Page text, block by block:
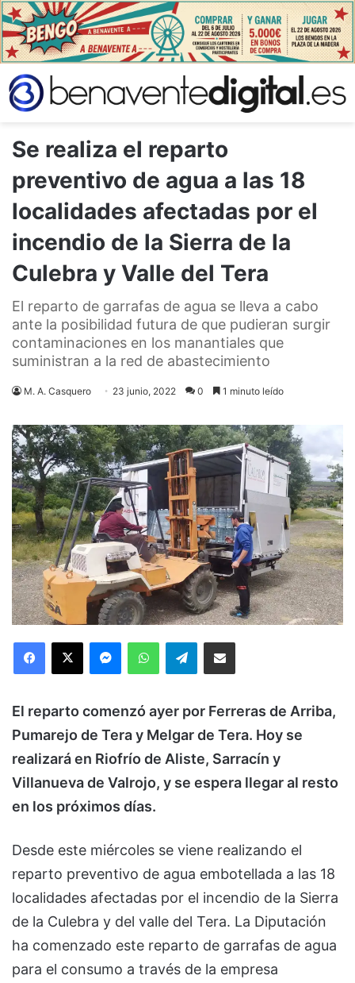
Se realiza el reparto
preventivo de agua a las 18
localidades afectadas por el
incendio de la Sierra de la
Culebra y Valle del Tera
El reparto de garrafas de agua se lleva a cabo
ante la posibilidad futura de que pudieran surgir
contaminaciones en los manantiales que
suministran a la red de abastecimiento
M. A. Casquero 23 junio, 2022 0 1 minuto leído
Facebook
X MessengerWhatsAppTelegramCompartir via Email
El reparto comenzó ayer por Ferreras de Arriba,
Pumarejo de Tera y Melgar de Tera. Hoy se
realizará en Riofrío de Aliste, Sarracín y
Villanueva de Valrojo, y se espera llegar al resto
en los próximos días.
Desde este miércoles se viene realizando el
reparto preventivo de agua embotellada a las 18
localidades afectadas por el incendio de la Sierra
de la Culebra y del valle del Tera. La Diputación
ha comenzado este reparto de garrafas de agua
para el consumo a través de la empresa